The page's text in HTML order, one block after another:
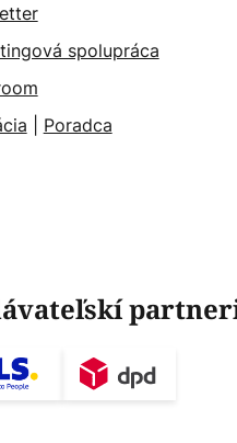
spolupráca
Poradca